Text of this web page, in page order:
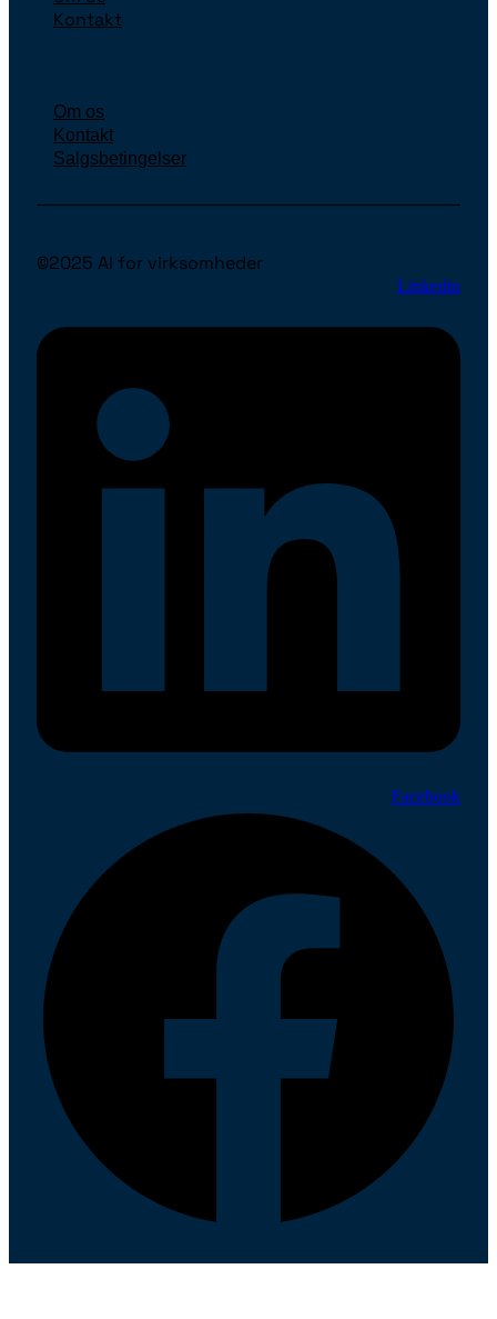
Kontakt
Om os
Kontakt
Salgsbetingelser
©2025 AI for virksomheder
Linkedin
Facebook